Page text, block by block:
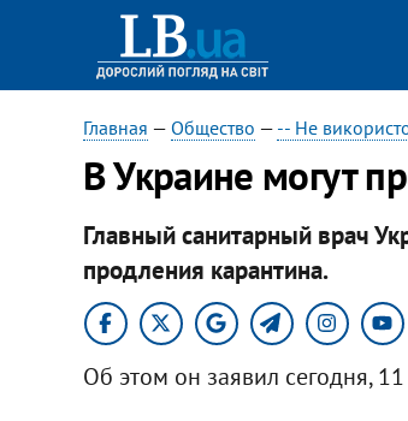
Главная — Общество — -- Не
В Украине могут
Главный санитарный врач
продления карантина.
Об этом он заявил сегодня,